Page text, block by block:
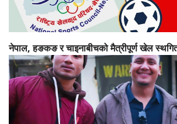
नेपाल, हङकङ र चाइनाबीचको मैत्रीपूर्ण खेल